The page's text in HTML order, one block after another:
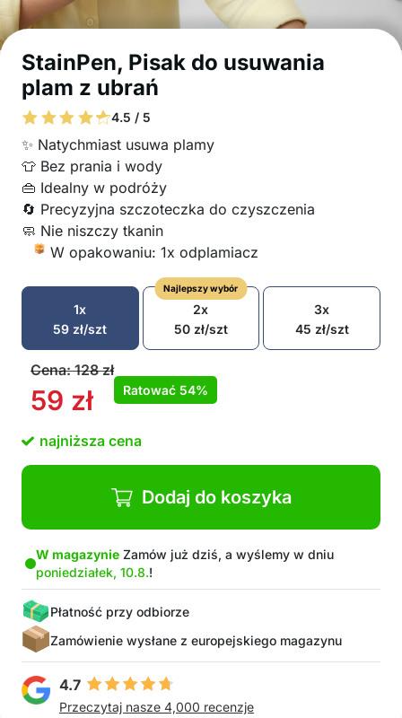
StainPen, Pisak do usuwania
plam z ubrań
4.5 / 5
✨ Natychmiast usuwa plamy
👕 Bez prania i wody
👜 Idealny w podróży
🔄 Precyzyjna szczoteczka do czyszczenia
🧼 Nie niszczy tkanin
W opakowaniu: 1x odplamiacz
1x
59 zł/szt
Najlepszy wybór
2x
50 zł/szt
3x
45 zł/szt
Cena:128zł
59 zł Ratować 54%
najniższa cena
Dodaj do koszyka
W magazynie Zamów już dziś, a wyślemy w dniu
poniedziałek, 10.8.!
Płatność przy odbiorze
Zamówienie wysłane z europejskiego magazynu
4.7
Przeczytaj nasze 4,000 recenzje